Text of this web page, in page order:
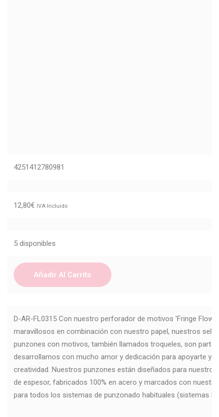
4251412780981
12,80€ IVA Incluido
5 disponibles
Añadir Al Carrito
D-AR-FL0315 Con nuestro perforador de motivos 'Fringe
maravillosos en combinación con nuestro papel, nuestros
punzones con motivos, también llamados troqueles, son parte
desarrollamos con mucho amor y dedicación para apoyarte y
creatividad. Nuestros punzones están diseñados para
de espesor, fabricados 100% en acero y marcados con
para todos los sistemas de punzonado habituales (sistemas